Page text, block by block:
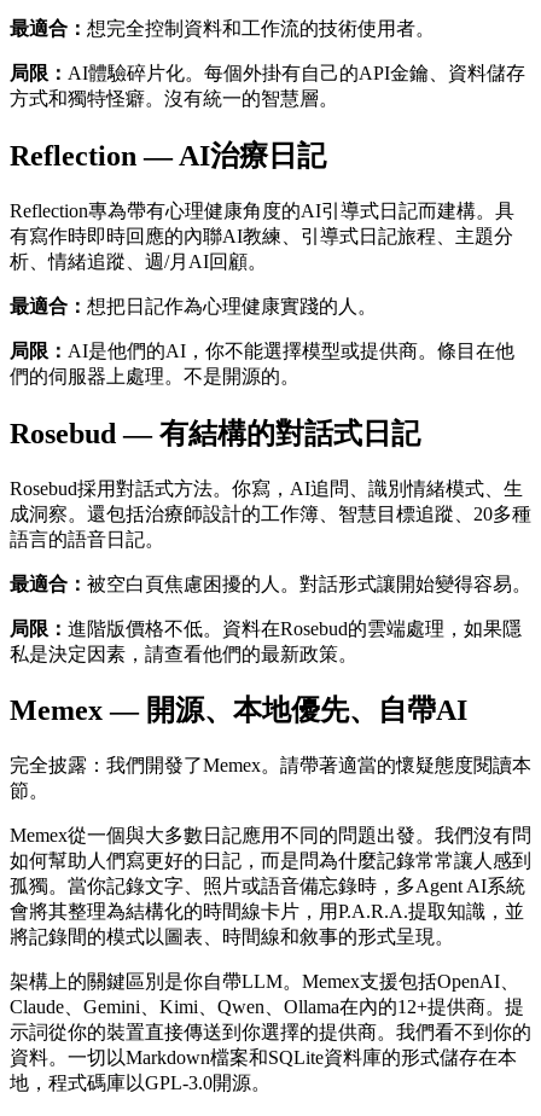
最適合： 想完全控制資料和工作流的技術使用者。
局限： AI體驗碎片化。每個外掛有自己的API金鑰、資料儲存
方式和獨特怪癖。沒有統一的智慧層。
Reflection — AI治療日記
Reflection專為帶有心理健康角度的AI引導式日記而建構。具
有寫作時即時回應的內聯AI教練、引導式日記旅程、主題分
析、情緒追蹤、週/月AI回顧。
最適合： 想把日記作為心理健康實踐的人。
局限： AI是他們的AI，你不能選擇模型或提供商。條目在他
們的伺服器上處理。不是開源的。
Rosebud — 有結構的對話式日記
Rosebud採用對話式方法。你寫，AI追問、識別情緒模式、生
成洞察。還包括治療師設計的工作簿、智慧目標追蹤、20多種
語言的語音日記。
最適合： 被空白頁焦慮困擾的人。對話形式讓開始變得容易。
局限： 進階版價格不低。資料在Rosebud的雲端處理，如果隱
私是決定因素，請查看他們的最新政策。
Memex — 開源、本地優先、自帶AI
完全披露：我們開發了Memex。請帶著適當的懷疑態度閱讀本
節。
Memex從一個與大多數日記應用不同的問題出發。我們沒有問
如何幫助人們寫更好的日記，而是問為什麼記錄常常讓人感到
孤獨。當你記錄文字、照片或語音備忘錄時，多Agent AI系統
會將其整理為結構化的時間線卡片，用P.A.R.A.提取知識，並
將記錄間的模式以圖表、時間線和敘事的形式呈現。
架構上的關鍵區別是你自帶LLM。Memex支援包括OpenAI、
Claude、Gemini、Kimi、Qwen、Ollama在內的12+提供商。提
示詞從你的裝置直接傳送到你選擇的提供商。我們看不到你的
資料。一切以Markdown檔案和SQLite資料庫的形式儲存在本
地，程式碼庫以GPL-3.0開源。